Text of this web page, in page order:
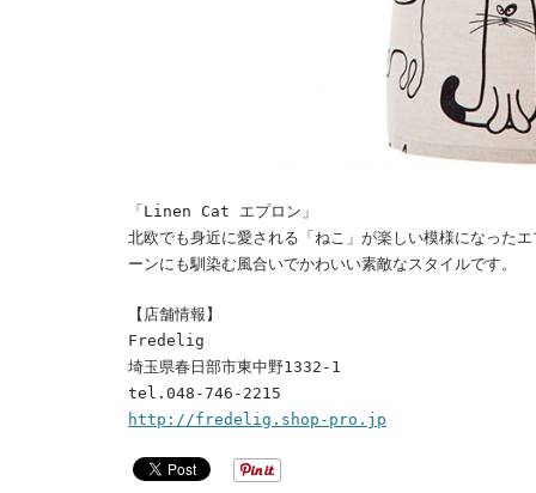
「Linen Cat エプロン」
北欧でも身近に愛される「ねこ」が楽しい模様になった
ーンにも馴染む風合いでかわいい素敵なスタイルです。
【店舗情報】
Fredelig
埼玉県春日部市東中野1332-1
tel.048-746-2215
http://fredelig.shop-pro.jp